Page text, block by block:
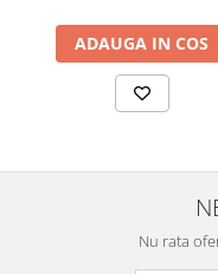
ADAUGA IN COS
Nu rata